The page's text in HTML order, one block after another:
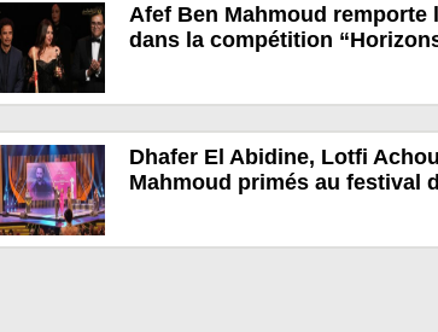
Afef Ben Mahmoud
dans la compétition
Dhafer El Abidine, Lotfi
Mahmoud primés au festival